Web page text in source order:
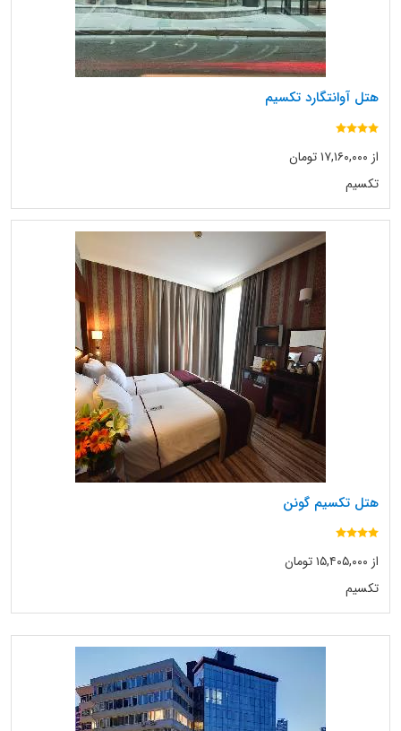
هتل آوانتگارد تکسیم
از ۱۷,۱۶۰,۰۰۰ تومان
تکسیم
هتل تکسیم گونن
از ۱۵,۴۰۵,۰۰۰ تومان
تکسیم